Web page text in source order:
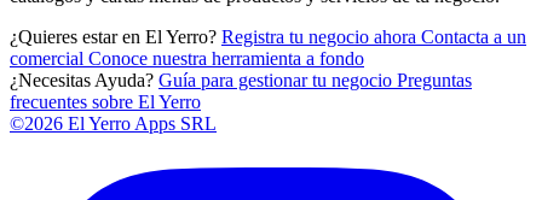
¿Quieres estar en El Yerro? Registra tu negocio ahora Contacta a un
comercial Conoce nuestra herramienta a fondo
¿Necesitas Ayuda? Guía para gestionar tu negocio Preguntas
frecuentes sobre El Yerro
©2026 El Yerro Apps SRL